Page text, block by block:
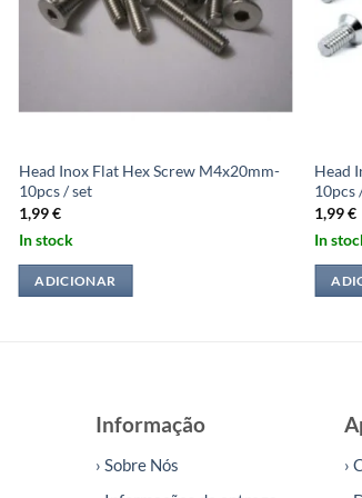
Head Inox Flat Hex Screw M4x20mm-
10pcs / set
1,99€
In stock
ADICIONAR
Head
10pcs
1,99€
In
Informação
› Sobre Nós
›